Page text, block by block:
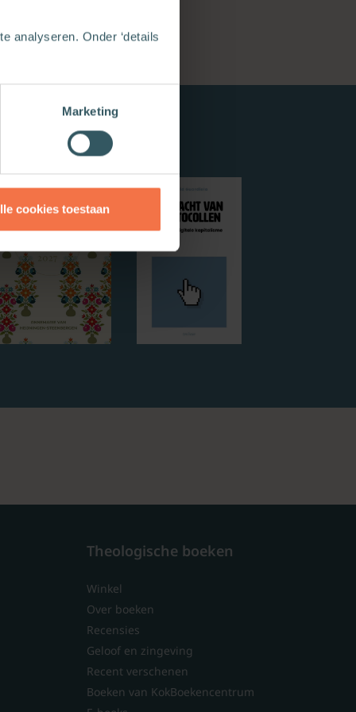
analyseren. Onder ‘details
Marketing
cookies toestaan
Theologische boeken
Winkel
Over boeken
Recensies
Geloof en zingeving
Recent verschenen
Boeken van KokBoekencentrum